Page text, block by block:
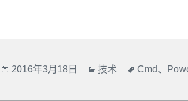
发
2016年3月18日
分
技术
标
Cmd、